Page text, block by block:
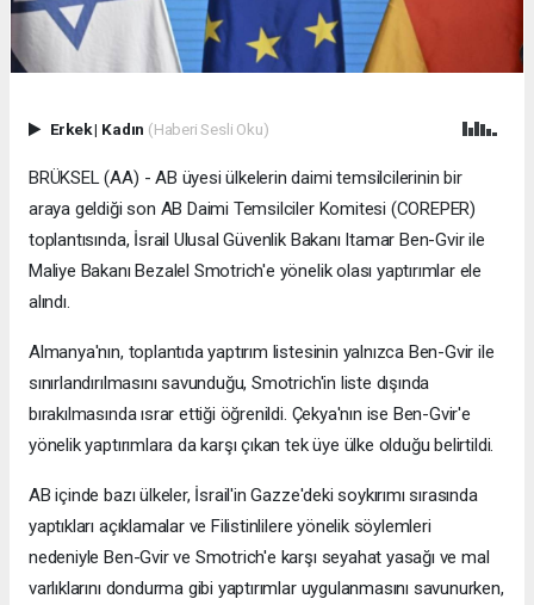
Erkek| Kadın (Haberi Sesli Oku)
BRÜKSEL (AA) - AB üyesi ülkelerin daimi temsilcilerinin bir
araya geldiği son AB Daimi Temsilciler Komitesi (COREPER)
toplantısında, İsrail Ulusal Güvenlik Bakanı Itamar Ben-Gvir ile
Maliye Bakanı Bezalel Smotrich'e yönelik olası yaptırımlar ele
alındı.
Almanya'nın, toplantıda yaptırım listesinin yalnızca Ben-Gvir ile
sınırlandırılmasını savunduğu, Smotrich'in liste dışında
bırakılmasında ısrar ettiği öğrenildi. Çekya'nın ise Ben-Gvir'e
yönelik yaptırımlara da karşı çıkan tek üye ülke olduğu belirtildi.
AB içinde bazı ülkeler, İsrail'in Gazze'deki soykırımı sırasında
yaptıkları açıklamalar ve Filistinlilere yönelik söylemleri
nedeniyle Ben-Gvir ve Smotrich'e karşı seyahat yasağı ve mal
varlıklarını dondurma gibi yaptırımlar uygulanmasını savunurken,